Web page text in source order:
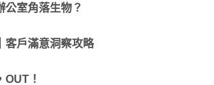
公室角落生物？
客戶滿意洞察攻略
OUT！